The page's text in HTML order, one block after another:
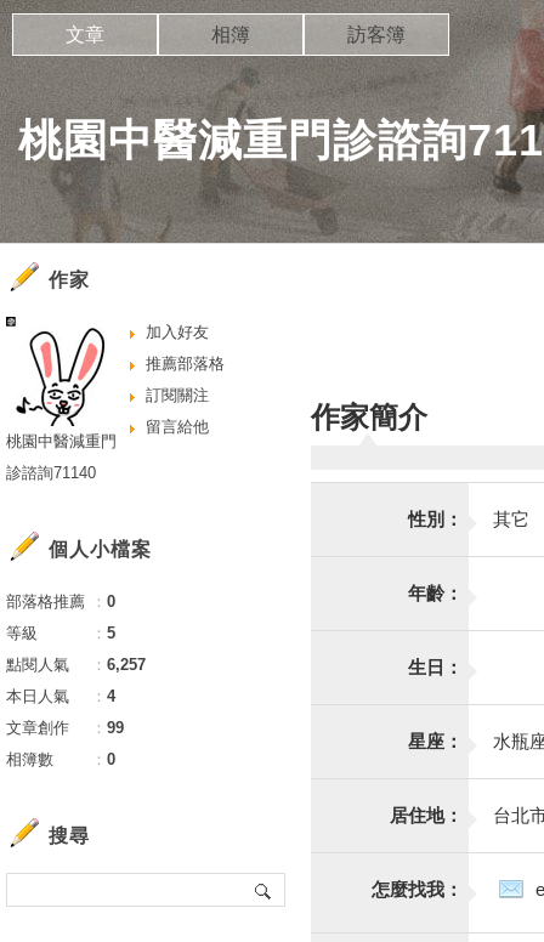
桃園中醫減重門診諮詢
文章 相簿 訪客簿
作家簡介
性別： 其它
年齡：
生日：
星座： 水瓶
居住地： 台北
怎麼找我：
作家
加入好友
推薦部落格
訂閱關注
留言給他
桃園中醫減重門
診諮詢71140
個人小檔案
部落格推薦 ： 0
等級
： 5
點閱人氣
： 6,257
本日人氣
： 4
文章創作
： 99
相簿數
： 0
搜尋